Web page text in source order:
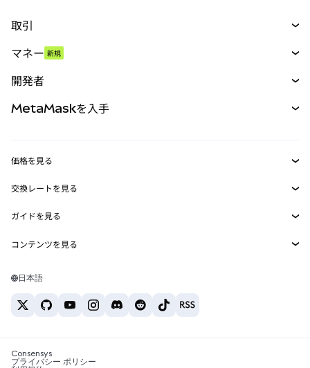
取引
パーペチュアル
RWA
マネー 新規
開発者
MetaMask Connect
Snaps
Web3サービス
MetaMaskを入手
セキュリティ
サポート
キャリア
お問い合わせ
価格を見る
イーサリアムの価格
Solanaの価格
Tetherの価格
交換レートを見る
ETH→USD
USDT→INR
BTC→INR
ETH→USDT
ガイドを見る
ETHの購入
USDTの購入
SHIBの購入
コンテンツを見る
Solanaウォレット
税制関連ニュース
日本語
Consensys
プライバシー ポリシー